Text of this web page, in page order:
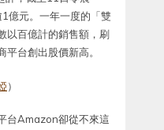
億元。一年一度的「雙
以百億計的銷售額，刷
台創出股價新高。
）
台Amazon卻從不來這